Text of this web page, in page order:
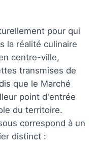
pour qui
la réalité culinaire
centre-ville,
transmises de
que le Marché
point d'entrée
du territoire.
correspond à un
distinct :